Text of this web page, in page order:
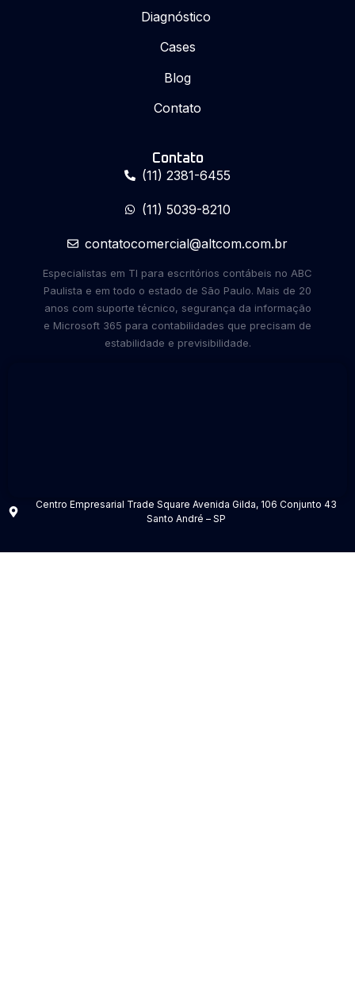
Diagnóstico
Cases
Blog
Contato
Contato
(11) 2381-6455
(11) 5039-8210
contatocomercial@altcom.com.br
Especialistas em TI para escritórios contábeis no ABC
Paulista e em todo o estado de São Paulo. Mais de 20
anos com suporte técnico, segurança da informação
e Microsoft 365 para contabilidades que precisam de
estabilidade e previsibilidade.
Centro Empresarial Trade Square Avenida Gilda, 106 Conjunto 43
Santo André – SP